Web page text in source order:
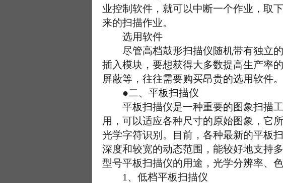
业控制软件，就可以中断一个作业，取
来的扫描作业。
选用软件
尽管高档鼓形扫描仪随机带有独立的
插入模块，要想获得大多数提高生产率
屏蔽等，往往需要购买昂贵的选用软件。
●二、平板扫描仪
平板扫描仪是一种重要的图象扫描工
用，可以适应各种尺寸的原始图象，它
光学字符识别。目前，各种最新的平板
深度和较宽的动态范围，能较好地支持
型号平板扫描仪的用途，光学分辨率、
1、低档平板扫描仪